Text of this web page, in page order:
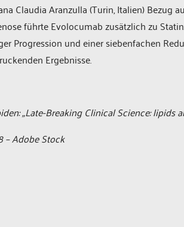
Claudia Aranzulla (Turin, Italien) Bezug
führte Evolocumab zusätzlich zu
Progression und einer siebenfachen
Ergebnisse.
„Late-Breaking Clinical Science: lipids
Adobe Stock